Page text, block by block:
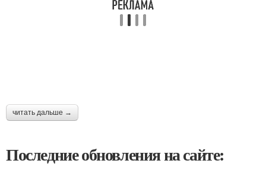
читать дальше →
Последние обновления на сайте: